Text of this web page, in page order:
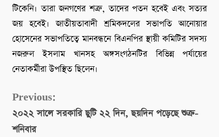
টিকেনি। তারা জনগণের শত্রু, তাদের পতন হবেই এবং সত্যর
জয় হবেই। জাতীয়তাবাদী শ্রমিকদলের সভাপতি আনোয়ার
হোসেনের সভাপতিত্বে মানবন্ধনে বিএনপির স্থায়ী কমিটির সদস্য
নজরুল ইসলাম খানসহ অঙ্গসংগঠনটির বিভিন্ন পর্যায়ের
নেতাকর্মীরা উপস্থিত ছিলেন।
Continue
Reading
Previous:
২০২২ সালে সরকারি ছুটি ২২ দিন, ছয়দিন পড়েছে শুক্র-
শনিবার